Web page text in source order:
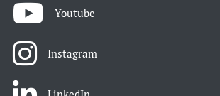
Youtube
Instagram